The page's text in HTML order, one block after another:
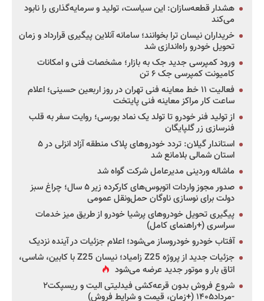
هشدار قطعه‌سازان: این سیاست، تولید و سرمایه‌گذاری را نابود
می‌کند
خریداران نیسان ترا بخوانند؛ سامانه آنلاین پیگیری قرارداد و زمان
تحویل خودرو راه‌اندازی شد
ورود کمپرسی جدید جک به بازار؛ مشخصات فنی و امکانات
کامیونت کمپرسی جک ۶ تن
فعالیت ۱۱ خط معاینه فنی تهران در روز اربعین حسینی؛ اعلام
ساعت کار مراکز معاینه فنی پایتخت
از تولید فنر خودرو تا تولد یک نماد بورسی؛ روایت سفر به قلب
فنرسازی زر گلپایگان
استاندار گیلان: تردد خودروهای پلاک منطقه آزاد انزلی در ۵
استان شمالی بلامانع شد
ماشاله وردینی مدیرعامل شرکت گواه شد
صدور مجوز واردات اتوبوس‌های کارکرده زیر ۵ سال؛ چراغ سبز
دولت برای نوسازی ناوگان حمل‌ونقل عمومی
پیگیری تحویل خودروهای پرشیا خودرو از طریق میز خدمات
سراسری (+راهنمای کامل)
آفتاب خودرو خودروساز می‌شود؛ اعلام جزئیات در آینده نزدیک
جزئیات جدید از پروژه Z25 زامیاد؛ نیسان Z25 با کابین، شاسی،
اتاق بار و موتور جدید عرضه می‌شود
شروع فروش بدون قرعه‌کشی فیدلیتی الیت و ریسپکت۲
-مرداد۱۴۰۵ (+زمان، قیمت و شرایط فروش)